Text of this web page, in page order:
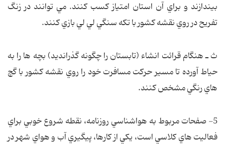
بيندازند و براي آن استان امتياز كسب كنند. مي توانند در زنگ
تفريح در روي نقشه كشور با تكه سنگي لي لي بازي كنند.
ث ـهنگام قرائت انشاء (تابستان را چگونه گذرانديد) بچه ها را به
حياط آورده تا مسير حركت مسافرت خود را روي نقشه كشور با گچ
هاي رنگي مشخص كنند.
5- صفحات مربوط به هواشناسي روزنامه، نقطه شروع خوبي براي
فعاليت هاي كلاسي است، يكي از كارها، پيگيري آب و هواي شهر در